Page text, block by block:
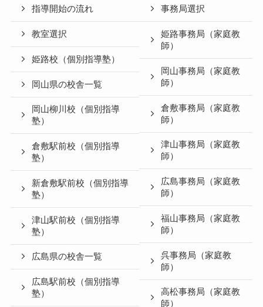
指導開始の流れ
教室選択
姫路校（個別指導塾）
岡山県の校舎一覧
岡山柳川校（個別指導
塾）
倉敷駅前校（個別指導
塾）
新倉敷駅前校（個別指導
塾）
津山駅前校（個別指導
塾）
広島県の校舎一覧
広島駅前校（個別指導
塾）
事務局選択
姫路事務局（家庭教
師）
岡山事務局（家庭教
師）
倉敷事務局（家庭教
師）
津山事務局（家庭教
師）
広島事務局（家庭教
師）
福山事務局（家庭教
師）
呉事務局（家庭教
師）
高松事務局（家庭教
師）